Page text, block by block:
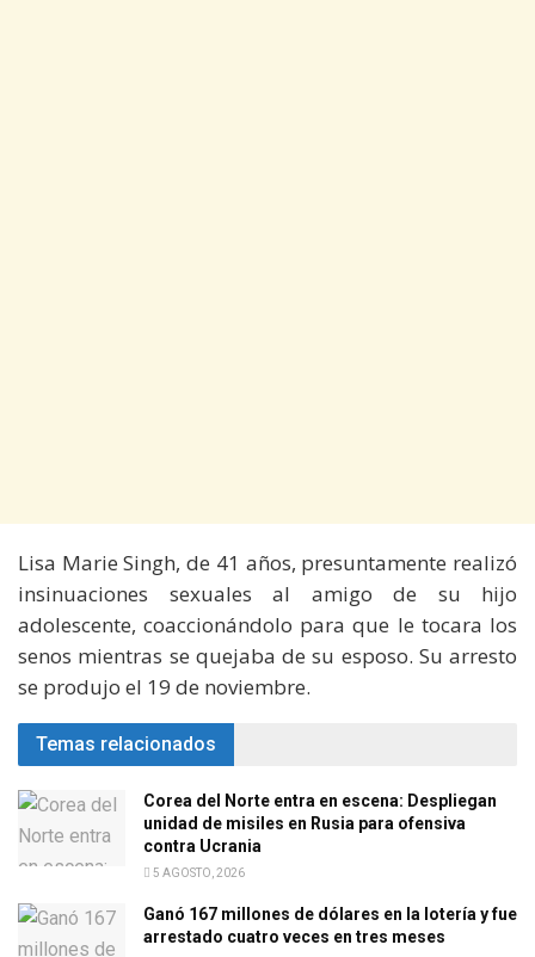
Lisa Marie Singh, de 41 años, presuntamente realizó
insinuaciones sexuales al amigo de su hijo
adolescente, coaccionándolo para que le tocara los
senos mientras se quejaba de su esposo. Su arresto
se produjo el 19 de noviembre.
Temas relacionados
Corea del Norte entra en escena: Despliegan
unidad de misiles en Rusia para ofensiva
contra Ucrania
5 AGOSTO, 2026
Ganó 167 millones de dólares en la lotería y fue
arrestado cuatro veces en tres meses